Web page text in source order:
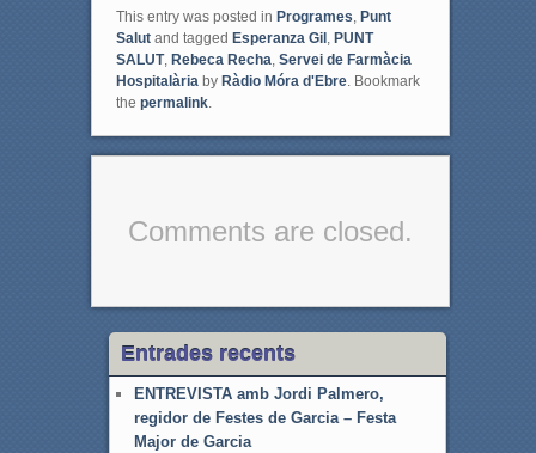
c
e
b
o
o
i
t
t
e
r
This entry was posted in Programes, Punt
Salutand tagged Esperanza Gil , PUNT
SALUT, Rebeca Recha, Servei de Farmàcia
Hospitalàriaby Ràdio Móra d'Ebre. Bookmark
the permalink.
Comments are closed.
Entrades recents
ENTREVISTA amb Jordi Palmero,
regidor de Festes de Garcia – Festa
Major de Garcia